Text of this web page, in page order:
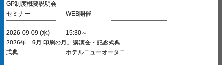
GP制度概要説明会
セミナー
WEB開催
2026-09-09 (水)
15:30～
2026年「9月 印刷の月」講演会・記念式典
式典
ホテルニューオータニ